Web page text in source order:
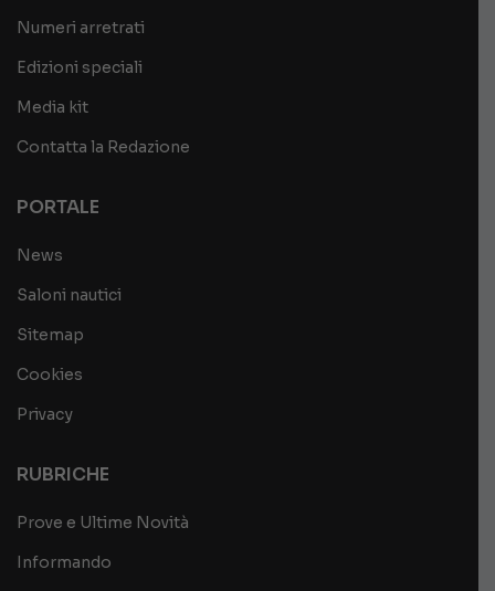
Numeri arretrati
Edizioni speciali
Media kit
Contatta la Redazione
PORTALE
News
Saloni nautici
Sitemap
Cookies
Privacy
RUBRICHE
Prove e Ultime Novità
Informando